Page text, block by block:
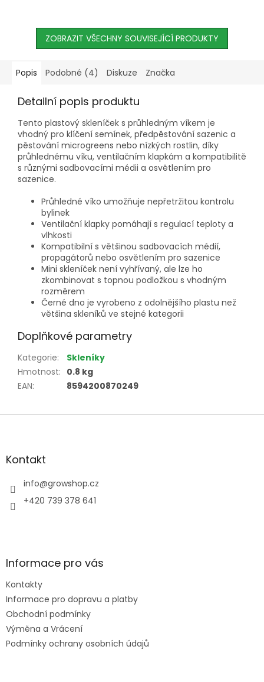
horizontální i vertikální
instalace....
ZOBRAZIT VŠECHNY SOUVISEJÍCÍ PRODUKTY
Popis Podobné (4) Diskuze Značka
Detailní popis produktu
Tento plastový skleníček s průhledným víkem je
vhodný pro klíčení semínek, předpěstování sazenic a
pěstování microgreens nebo nízkých rostlin, díky
průhlednému víku, ventilačním klapkám a kompatibilitě
s různými sadbovacími médii a osvětlením pro
sazenice.
Průhledné víko umožňuje nepřetržitou kontrolu
bylinek
Ventilační klapky pomáhají s regulací teploty a
vlhkosti
Kompatibilní s většinou sadbovacích médií,
propagátorů nebo osvětlením pro sazenice
Mini skleníček není vyhřívaný, ale lze ho
zkombinovat s topnou podložkou s vhodným
rozměrem
Černé dno je vyrobeno z odolnějšího plastu než
většina skleníků ve stejné kategorii
Doplňkové parametry
Kategorie:
Skleníky
Hmotnost: 0.8 kg
EAN: 8594200870249
Z
aKontakt
info@growshop.cz
+420 739 378 641
Informace pro vás
Kontakty
Informace pro dopravu a platby
Obchodní podmínky
Výměna a Vrácení
Podmínky ochrany osobních údajů